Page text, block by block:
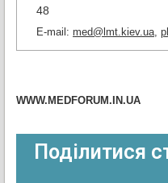
48
E-mail: med@lmt.kiev.ua,
WWW.MEDFORUM.IN.UA
Поділитися